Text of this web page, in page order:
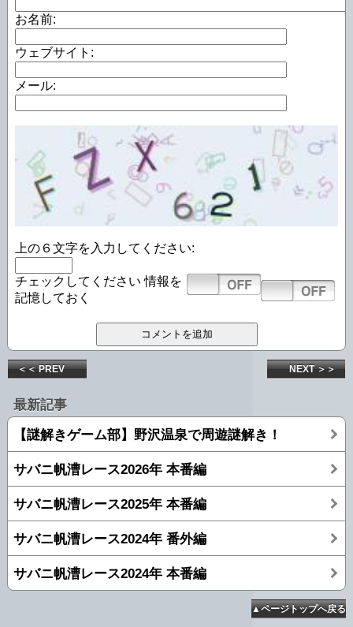
お名前:
ウェブサイト:
メール:
上の６文字を入力してください:
チェックしてください 情報を
記憶しておく
＜＜ PREV NEXT ＞＞
最新記事
【謎解きゲーム部】野沢温泉で周遊謎解き！
サバニ帆漕レース2026年 本番編
サバニ帆漕レース2025年 本番編
サバニ帆漕レース2024年 番外編
サバニ帆漕レース2024年 本番編
▲ページトップへ戻る